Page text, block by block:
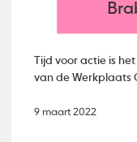
Tijd voor actie is
van de Werkplaats
9 maart 2022